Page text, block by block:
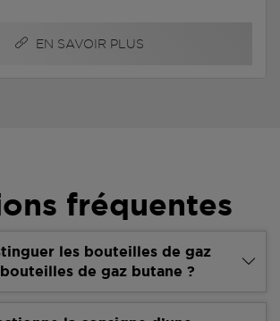
EN SAVOIR PLUS
fréquentes
les bouteilles de gaz
de gaz butane ?